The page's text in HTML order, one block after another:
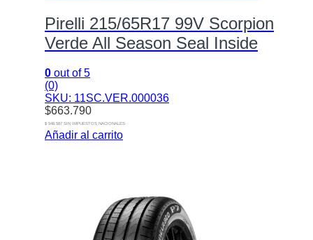
Pirelli 215/65R17 99V Scorpion
Verde All Season Seal Inside
0 out of 5
(0)
SKU: 11SC.VER.000036
$663.790
$ 548.587 SIN IMPUESTOS NACIONALES
Añadir al carrito